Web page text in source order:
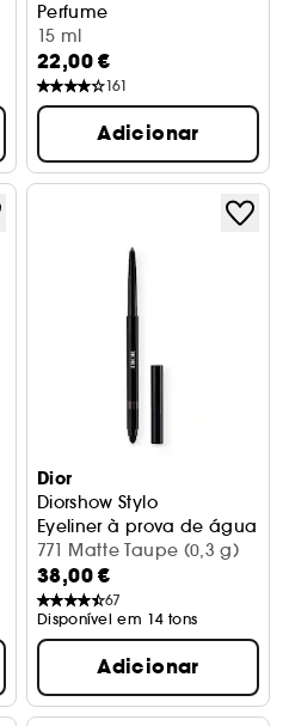
Perfume
Wildflower Honey
15 ml
22,00 €
161
Adicionar
Dior
Diorshow Stylo
Eyeliner à prova de água -
771 Matte Taupe (0,3 g)
38,00 €
67
Disponível em 14 tons
Adicionar